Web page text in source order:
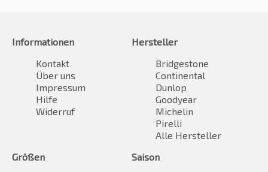
Informationen
Kontakt
Über uns
Impressum
Hilfe
Widerruf
Hersteller
Bridgestone
Continental
Dunlop
Goodyear
Michelin
Pirelli
Alle Hersteller
Größen
Saison